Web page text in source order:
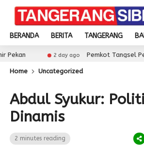
BERANDA BERITA TANGERANG
2 day ago Pemkot Tangsel Perkuat
Home Uncategorized
Abdul Syukur:
Dinamis
2 minutes reading